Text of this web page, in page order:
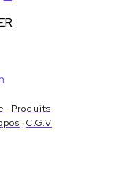
Produits
C.G.V